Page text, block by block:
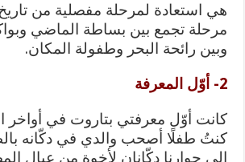
هي استعادة لمرحلة مفصلية من
مرحلة تجمع بين بساطة الماضي
وبين رائحة البحر وطفولة المكان.
2- أوّل المعرفة
كانت أوّل معرفتي بتاروت في أواخر
كنتُ طفلًا أصحب والدي في دكّانه
إلى جوارنا دكّانان لأخوة من عيال